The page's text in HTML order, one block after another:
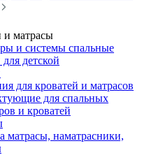
и матрасы
и системы спальные
детской
для кроватей и матрасов
для спальных
и кроватей
матрасы, наматрасники,